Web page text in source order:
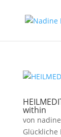
within
von nadine
Glückliche